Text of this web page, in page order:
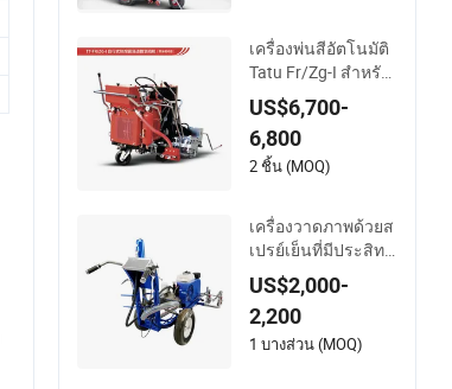
เครื่องพ่นสีอัตโนมัติ
Tatu Fr/Zg-I สำหรับ
การทำเครื่องหมายพ
ลาสติกเทอร์โมพลาส
ติกอย่างแม่นยำ
US$6,700-
6,800
2 ชิ้น (MOQ)
เครื่องวาดภาพด้วยส
เปรย์เย็นที่มีประสิทธิ
ภาพสูงในราคาที่คุ้ม
ค่า
US$2,000-
2,200
1 บางส่วน (MOQ)